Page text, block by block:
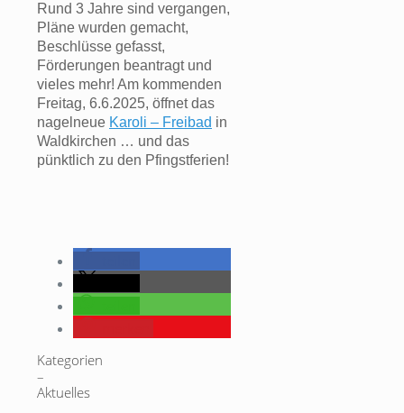
Rund 3 Jahre sind vergangen,
Pläne wurden gemacht,
Beschlüsse gefasst,
Förderungen beantragt und
vieles mehr! Am kommenden
Freitag, 6.6.2025, öffnet das
nagelneue Karoli – Freibad in
Waldkirchen … und das
pünktlich zu den Pfingstferien!
Kategorien
–
Aktuelles